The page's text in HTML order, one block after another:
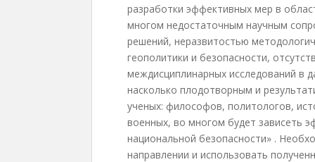
разработки эффективных мер в
многом недостаточным научным
решений, неразвитостью
геополитики и безопасности,
междисциплинарных исследований в
насколько плодотворным и
ученых: философов, политологов,
военных, во многом будет зависеть
национальной безопасности» .
направлении и использовать